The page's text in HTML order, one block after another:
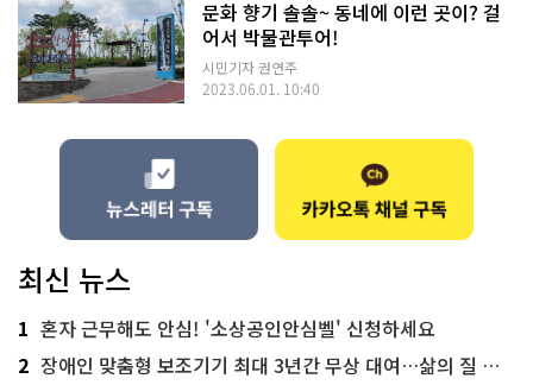
문화 향기 솔솔~ 동네에 이런 곳이? 걸
어서 박물관투어!
시민기자 권연주
2023.06.01. 10:40
최신 뉴스
1 혼자 근무해도 안심! '소상공인안심벨' 신청하세요
2 장애인 맞춤형 보조기기 최대 3년간 무상 대여…삶의 질 높인다